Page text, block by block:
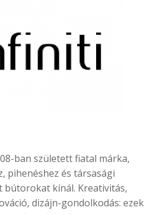
ban született fiatal márka,
pihenéshez és társasági
bútorokat kínál. Kreativitás,
dizájn-gondolkodás: ezek